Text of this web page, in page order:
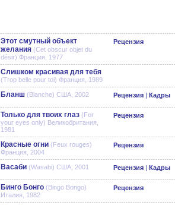
Этот смутный объект
желания (Cet obscur objet du
désir) Франция, 1977
Рецензия
Слишком красивая для тебя
(Trop belle pour toi) Франция, 1989
Бланш (Blanche) США, 2002 Рецензия | Кадры
Только для твоих глаз (For
your eyes only) Великобритания,
1981
Рецензия
Красные огни (Feux rouges)
Франция, 2004
Рецензия
Васаби (Wasabi) США, 2001 Рецензия | Кадры
Бинго Бонго (Bingo Bongo)
Италия, 1982
Рецензия